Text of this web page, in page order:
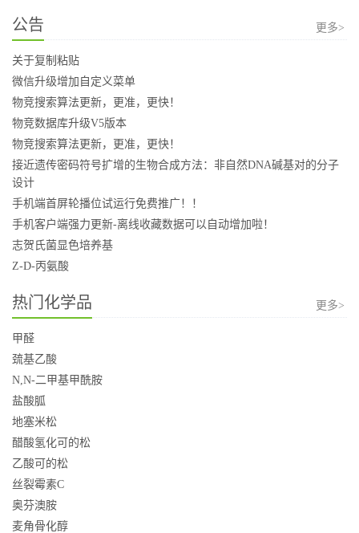
公告 更多>
关于复制粘贴
微信升级增加自定义菜单
物竞搜索算法更新，更准，更快！
物竞数据库升级V5版本
物竞搜索算法更新，更准，更快！
接近遗传密码符号扩增的生物合成方法：非自然DNA碱基对的分子
设计
手机端首屏轮播位试运行免费推广！！
手机客户端强力更新-离线收藏数据可以自动增加啦！
志贺氏菌显色培养基
Z-D-丙氨酸
热门化学品 更多>
甲醛
巯基乙酸
N,N-二甲基甲酰胺
盐酸胍
地塞米松
醋酸氢化可的松
乙酸可的松
丝裂霉素C
奥芬澳胺
麦角骨化醇